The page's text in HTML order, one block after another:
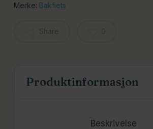
Merke: Bakfiets
Produktinformasjon
Beskrivelse